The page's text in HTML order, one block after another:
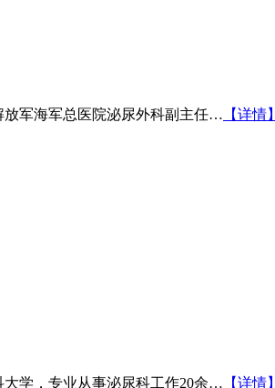
军海军总医院泌尿外科副主任… 【详情】
学，专业从事泌尿科工作20余… 【详情】